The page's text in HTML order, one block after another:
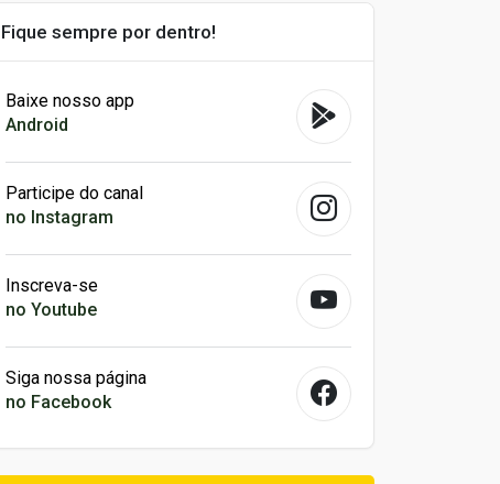
Fique sempre por dentro!
Baixe nosso app
Android
Participe do canal
no Instagram
Inscreva-se
no Youtube
Siga nossa página
no Facebook